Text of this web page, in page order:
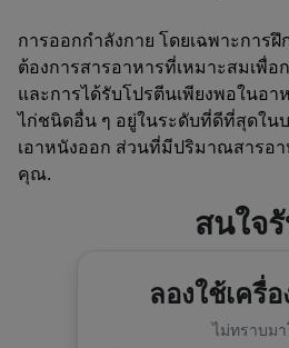
การออกกำลังกาย โดยเฉพาะการ
ต้องการสารอาหารที่เหมาะสมเพื่
และการได้รับโปรตีนเพียงพอในอ
ไก่ชนิดอื่น ๆ อยู่ในระดับที่ดีที่สุดใ
เอาหนังออก ส่วนที่มีปริมาณสารอ
คุณ.
สนใจ
ลองใช้เครื่
ไม่ทราบม